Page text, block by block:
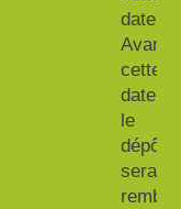
date.
Avant
cette
date,
le
dépôt
sera